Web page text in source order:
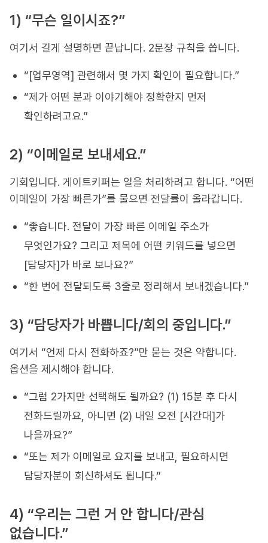
1) “무슨 일이시죠?”
여기서 길게 설명하면 끝납니다. 2문장 규칙을 씁니다.
“[업무영역] 관련해서 몇 가지 확인이 필요합니다.”
“제가 어떤 분과 이야기해야 정확한지 먼저
확인하려고요.”
2) “이메일로 보내세요.”
기회입니다. 게이트키퍼는 일을 처리하려고 합니다. “어떤
이메일이 가장 빠른가”를 물으면 전달률이 올라갑니다.
“좋습니다. 전달이 가장 빠른 이메일 주소가
무엇인가요? 그리고 제목에 어떤 키워드를 넣으면
[담당자]가 바로 보나요?”
“한 번에 전달되도록 3줄로 정리해서 보내겠습니다.”
3) “담당자가 바쁩니다/회의 중입니다.”
여기서 “언제 다시 전화하죠?”만 묻는 것은 약합니다.
옵션을 제시해야 합니다.
“그럼 2가지만 선택해도 될까요? (1) 15분 후 다시
전화드릴까요, 아니면 (2) 내일 오전 [시간대]가
나을까요?”
“또는 제가 이메일로 요지를 보내고, 필요하시면
담당자분이 회신하셔도 됩니다.”
4) “우리는 그런 거 안 합니다/관심
없습니다.”